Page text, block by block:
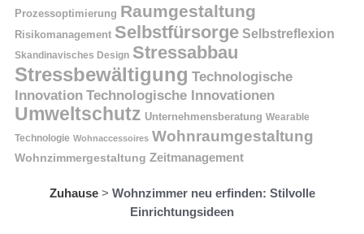
Prozessoptimierung Raumgestaltung
Risikomanagement Selbstfürsorge Selbstreflexion
Skandinavisches Design Stressabbau
Stressbewältigung Technologische
Innovation Technologische Innovationen
Umweltschutz Unternehmensberatung Wearable
Technologie Wohnaccessoires Wohnraumgestaltung
Wohnzimmergestaltung Zeitmanagement
Zuhause> Wohnzimmer neu erfinden: Stilvolle
Einrichtungsideen